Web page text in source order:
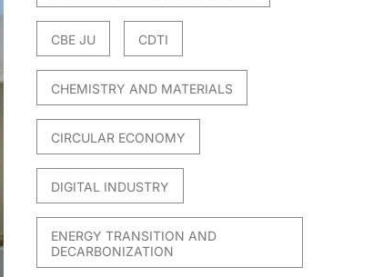
CBE JU CDTI
CHEMISTRY AND MATERIALS
CIRCULAR ECONOMY
DIGITAL INDUSTRY
ENERGY TRANSITION AND
DECARBONIZATION